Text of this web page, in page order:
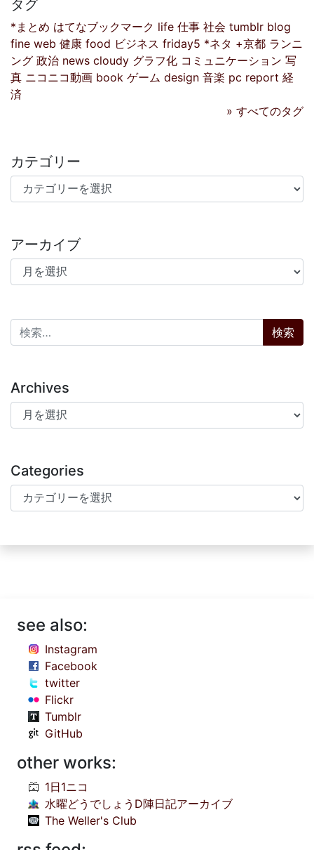
タグ
*まとめ はてなブックマーク life 仕事 社会 tumblr blog
fine web 健康 food ビジネス friday5 *ネタ +京都 ランニ
ング 政治 news cloudy グラフ化 コミュニケーション 写
真 ニコニコ動画 book ゲーム design 音楽 pc report 経
済
» すべてのタグ
カテゴリー
カテゴリー
アーカイブ
アーカイブ
検索:
Archives
Archives
Categories
Categories
see also:
Instagram
Facebook
twitter
Flickr
Tumblr
GitHub
other works:
1日1ニコ
水曜どうでしょうD陣日記アーカイブ
The Weller's Club